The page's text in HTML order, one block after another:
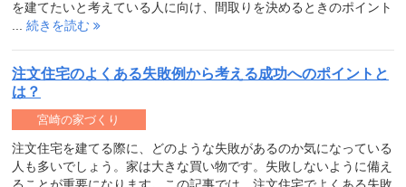
を建てたいと考えている人に向け、間取りを決めるときのポイント
... 続きを読む
注文住宅のよくある失敗例から考える成功へのポイントと
は？
注文住宅を建てる際に、どのような失敗があるのか気になっている
人も多いでしょう。家は大きな買い物です。失敗しないように備え
宮崎の家づくり